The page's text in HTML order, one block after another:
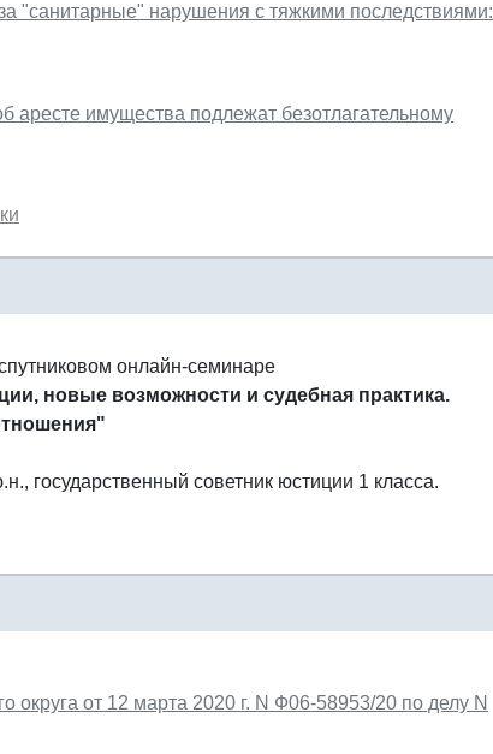
"санитарные" нарушения с тяжкими последствиями:
аресте имущества подлежат безотлагательному
онлайн-семинаре
новые возможности и судебная практика.
государственный советник юстиции 1 класса.
округа от 12 марта 2020 г. N Ф06-58953/20 по делу N